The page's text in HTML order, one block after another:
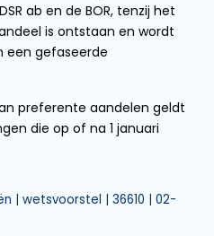
ab en de BOR, tenzij het
is ontstaan en wordt
een gefaseerde
preferente aandelen geldt
die op of na 1 januari
| wetsvoorstel | 36610 | 02-